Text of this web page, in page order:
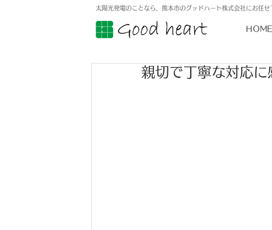
太陽光発電のことなら、熊本市のグッドハート株式会社にお任
HOME
親切で丁寧な対応に